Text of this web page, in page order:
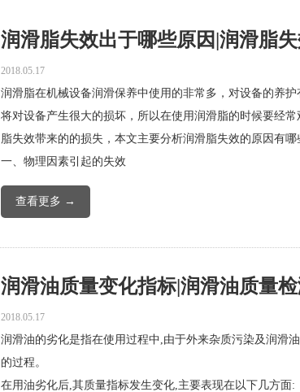
润滑脂失效出于哪些原因|润滑脂
2018.05.17
润滑脂在机械设备润滑保养中使用的非常多，对设备的养
将对设备产生很大的损坏，所以在使用润滑脂的时候要经
脂失效带来的的损失，本文主要分析润滑脂失效的原因有哪
一、物理因素引起的失效
查看更多 →
润滑油质量变化指标|润滑油质量
2018.05.17
润滑油的劣化是指在使用过程中,由于外来杂质污染及润滑
的过程。
在用油劣化后,其质量指标发生变化,主要表现在以下几方面: